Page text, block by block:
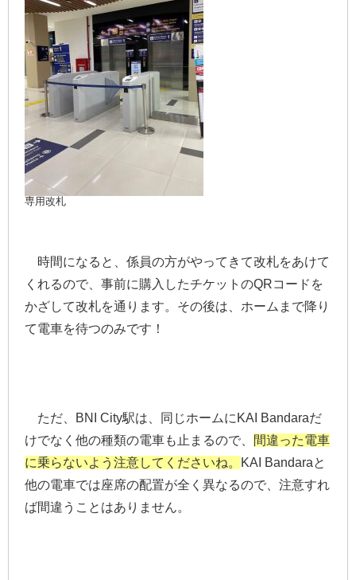
専用改札
時間になると、係員の方がやってきて改札をあけて
くれるので、事前に購入したチケットのQRコードを
かざして改札を通ります。その後は、ホームまで降り
て電車を待つのみです！
ただ、BNI City駅は、同じホームにKAI Bandaraだ
けでなく他の種類の電車も止まるので、
間違った電車
に乗らないよう注意してくださいね。
KAI Bandaraと
他の電車では座席の配置が全く異なるので、注意すれ
ば間違うことはありません。